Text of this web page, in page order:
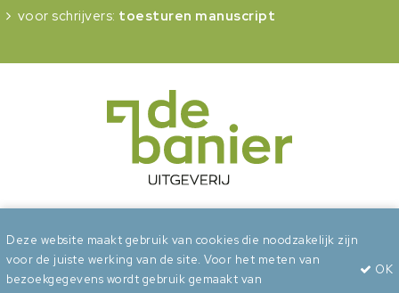
voor schrijvers: toesturen manuscript
Algemene voorwaarden Privacy
Deze website maakt gebruik van cookies die noodzakelijk zijn
voor de juiste werking van de site. Voor het meten van
bezoekgegevens wordt gebruik gemaakt van
OK